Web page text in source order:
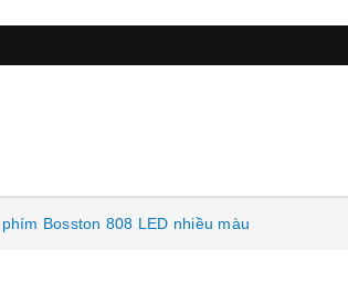
phím Bosston 808 LED nhiều màu